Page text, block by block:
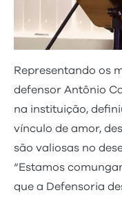
Representando os
defensor Antônio
na instituição,
vínculo de amor,
são valiosas no
“Estamos
que a Defensoria